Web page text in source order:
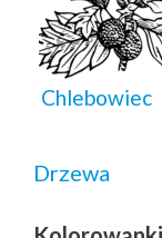
Chlebowiec
Drzewa